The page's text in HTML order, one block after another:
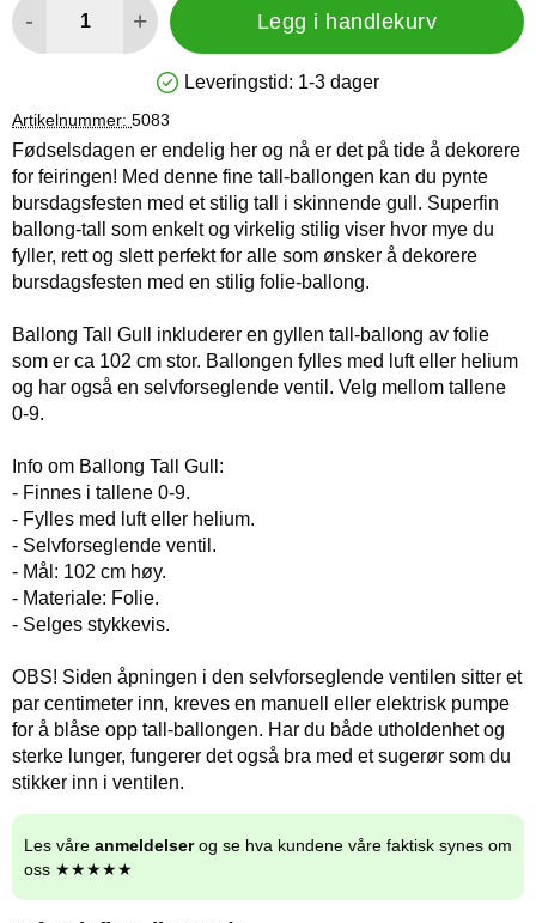
- + Legg i handlekurv
Produkttilgjengelighet: På lager
Leveringstid: 1-3 dager
Artikelnummer: 5083
Fødselsdagen er endelig her og nå er det på tide å dekorere
for feiringen! Med denne fine tall-ballongen kan du pynte
bursdagsfesten med et stilig tall i skinnende gull. Superfin
ballong-tall som enkelt og virkelig stilig viser hvor mye du
fyller, rett og slett perfekt for alle som ønsker å dekorere
bursdagsfesten med en stilig folie-ballong.
Ballong Tall Gull inkluderer en gyllen tall-ballong av folie
som er ca 102 cm stor. Ballongen fylles med luft eller helium
og har også en selvforseglende ventil. Velg mellom tallene
0-9.
Info om Ballong Tall Gull:
- Finnes i tallene 0-9.
- Fylles med luft eller helium.
- Selvforseglende ventil.
- Mål: 102 cm høy.
- Materiale: Folie.
- Selges stykkevis.
OBS! Siden åpningen i den selvforseglende ventilen sitter et
par centimeter inn, kreves en manuell eller elektrisk pumpe
for å blåse opp tall-ballongen. Har du både utholdenhet og
sterke lunger, fungerer det også bra med et sugerør som du
stikker inn i ventilen.
Les våre anmeldelserog se hva kundene våre faktisk synes om
oss ★★★★★